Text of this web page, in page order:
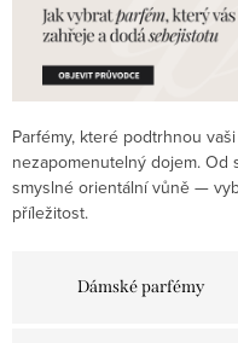
Parfémy, které podtrhnou
nezapomenutelný dojem.
smyslné orientální vůně —
příležitost.
Dámské parfémy